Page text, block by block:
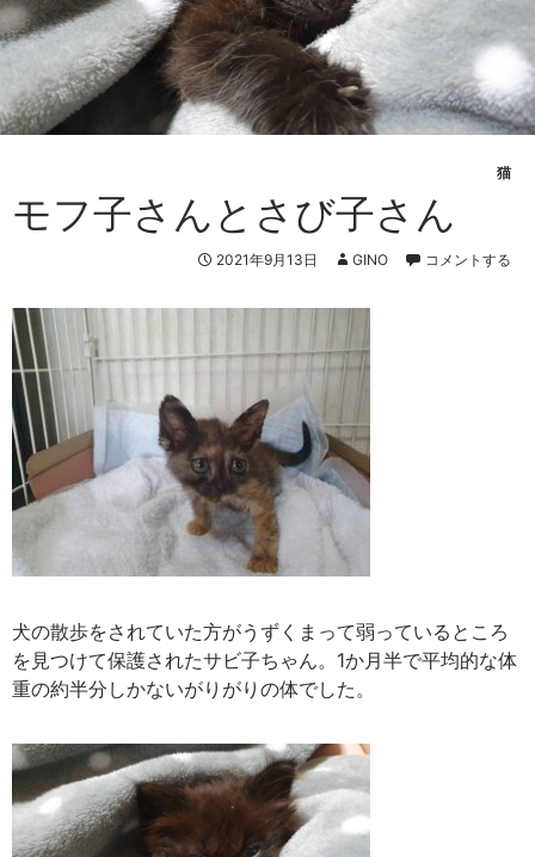
猫
モフ子さんとさび子さん
2021年9月13日 GINO コメントする
犬の散歩をされていた方がうずくまって弱っているところ
を見つけて保護されたサビ子ちゃん。1か月半で平均的な体
重の約半分しかないがりがりの体でした。